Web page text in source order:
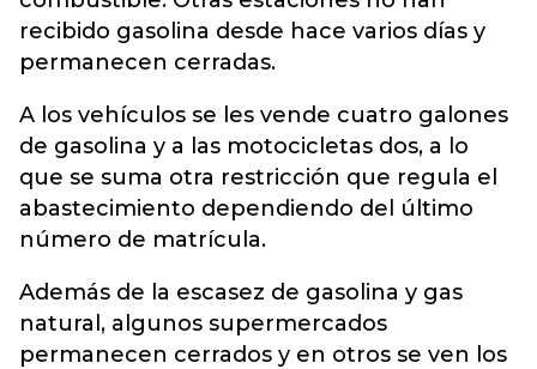
recibido gasolina desde hace varios días y
permanecen cerradas.
A los vehículos se les vende cuatro galones
de gasolina y a las motocicletas dos, a lo
que se suma otra restricción que regula el
abastecimiento dependiendo del último
número de matrícula.
Además de la escasez de gasolina y gas
natural, algunos supermercados
permanecen cerrados y en otros se ven los